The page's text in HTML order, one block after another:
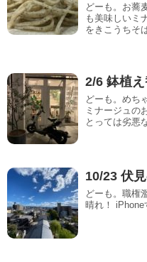
どーも。お蕎
も美味しいミ
をきこうちそ
2/6 鉢植
どーも。めち
ミナージュの
とっては劣悪
10/23 伏
どーも。職権
晴れ！ iPhone